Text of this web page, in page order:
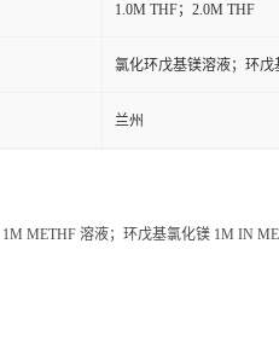
1.0M THF；2.0M THF
氯化环戊基镁溶液；环
兰州
1M METHF 溶液；环戊基氯化镁 1M IN